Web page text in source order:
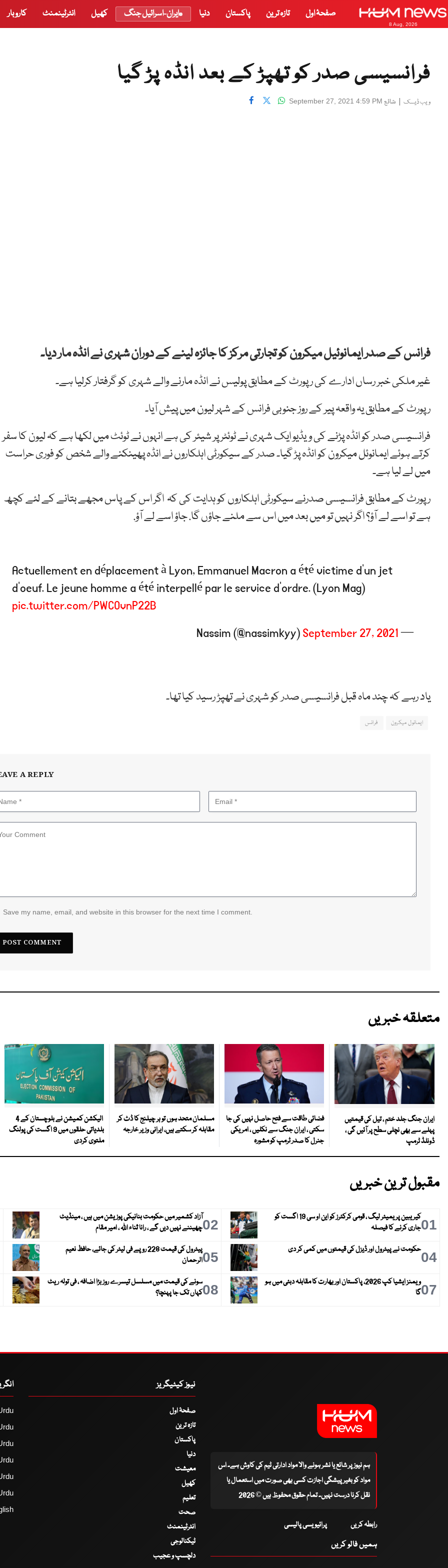
8 Aug, 2026
صفحۂ اول تازہ ترین پاکستان دنیا ایران-اسرائیل جنگ کھیل انٹرٹینمنٹ کاروبار
فرانسیسی صدر کو تھپڑ کے بعد انڈہ پڑ گیا
ویب ڈیسک | شائع September 27, 2021 4:59 PM
فرانس کے صدر ایمانوئیل میکرون کو تجارتی مرکز کا جائزہ لینے کے دوران شہری نے انڈہ مار دیا۔
غیر ملکی خبر رساں ادارے کی رپورٹ کے مطابق پولیس نے انڈہ مارنے والے شہری کو گرفتار کرلیا ہے۔
رپورٹ کے مطابق یہ واقعہ پیر کے روز جنوبی فرانس کے شہر لیون میں پیش آیا۔
فرانسیسی صدر کو انڈہ پڑنے کی ویڈیو ایک شہری نے ٹوئٹر پر شیئر کی ہے انہوں نے ٹوئٹ میں لکھا ہے کہ لیون کا سفر
کرتے ہوئے ایمانوئل میکرون کو انڈہ پڑ گیا۔ صدر کے سیکورٹی اہلکاروں نے انڈہ پھینکنے والے شخص کو فوری حراست
میں لے لیا ہے۔
رپورٹ کے مطابق فرانسیسی صدرنے سیکورٹی اہلکاروں کو ہدایت کی کہ اگر اس کے پاس مجھے بتانے کے لئے کچھ
ہے تو اسے لے آؤ؟ اگر نہیں تو میں بعد میں اس سے ملنے جاؤں گا. جاؤ اسے لے آؤ.
Actuellement en déplacement à Lyon, Emmanuel Macron a été victime d’un jet
d’oeuf. Le jeune homme a été interpellé par le service d’ordre. (Lyon Mag)
pic.twitter.com/PWCOvnP22B
— Nassim (@nassimkyy)
September 27, 2021
یاد رہے کہ چند ماہ قبل فرانسیسی صدر کو شہری نے تھپڑ رسید کیا تھا۔
ایمانول میکرون فرانس
A REPLY
Save my name, email, and website in this browser for the next time I comment.
متعلقہ خبریں
ایران جنگ جلد ختم ، تیل کی قیمتیں
پہلے سے بھی نچلی سطح پر آئیں گی ،
ڈونلڈ ٹرمپ
فضائی طاقت سے فتح حاصل نہیں کی جا
سکتی ، ایران جنگ سے نکلیں ، امریکی
جنرل کا صدر ٹرمپ کو مشورہ
مسلمان متحد ہوں تو ہر چیلنج کا ڈٹ کر
مقابلہ کر سکتے ہیں، ایرانی وزیر خارجہ
الیکشن کمیشن نے بلوچستان کے 4
بلدیاتی حلقوں میں 9 اگست کی پولنگ
ملتوی کردی
مقبول ترین خبریں
01
کیریبین پریمیئر لیگ ، قومی کرکٹرز کو این او سی 19 اگست کو
جاری کرنے کا فیصلہ
02آزاد کشمیر میں حکومت بنانیکی پوزیشن میں ہیں ، مینڈیٹ
چھیننے نہیں دیں گے ، رانا ثناء اللہ ، امیر مقام
04حکومت نے پیٹرول اور ڈیزل کی قیمتوں میں کمی کر دی 05
پیٹرول کی قیمت 228 روپے فی لیٹر کی جائے، حافظ نعیم
الرحمان
07
ویمنز ایشیا کپ 2026، پاکستان اور بھارت کا مقابلہ دبئی میں ہو
گا
08سونے کی قیمت میں مسلسل تیسرے روز بڑا اضافہ ، فی تولہ ریٹ
کہاں تک جا پہنچا؟
ہم نیوز پر شائع یا نشر ہونے والا مواد ادارتی ٹیم کی کاوش ہے۔ اس
مواد کو بغیر پیشگی اجازت کسی بھی صورت میں استعمال یا
نقل کرنا درست نہیں۔ تمام حقوق محفوظ ہیں © 2026
رابطہ کریں پرائیویسی پالیسی
ہمیں فالو کریں
نیوز کیٹیگریز
صفحۂ اول
تازہ ترین
پاکستان
دنیا
معیشت
کھیل
تعلیم
صحت
انٹرٹینمنٹ
ٹیکنالوجی
دلچسپ و عجیب